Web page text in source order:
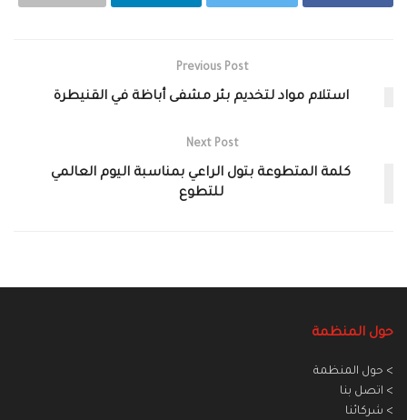
Previous Post
استلام مواد لتخديم بئر مشفى أباظة في القنيطرة
Next Post
كلمة المتطوعة بتول الراعي بمناسبة اليوم العالمي
للتطوع
حول المنظمة
> حول المنظمة
> اتصل بنا
> شركائنا